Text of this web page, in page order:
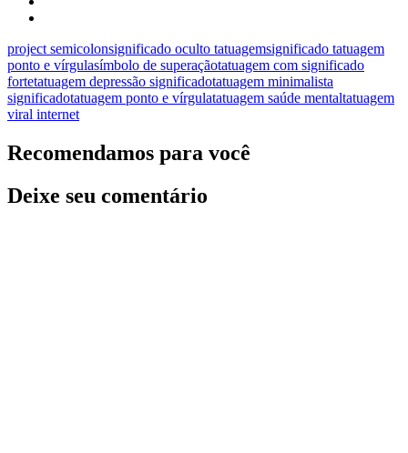
project semicolonsignificado oculto tatuagemsignificado tatuagem
ponto e vírgulasímbolo de superaçãotatuagem com significado
fortetatuagem depressão significadotatuagem minimalista
significadotatuagem ponto e vírgulatatuagem saúde mentaltatuagem
viral internet
Recomendamos para você
Deixe seu comentário